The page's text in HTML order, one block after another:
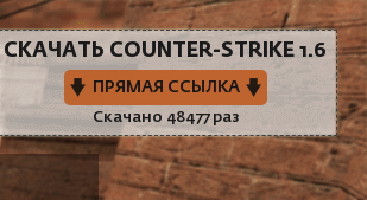
СКАЧАТЬ COUNTER-STRIKE 1.6
ПРЯМАЯ ССЫЛКА
Скачано 48477 раз